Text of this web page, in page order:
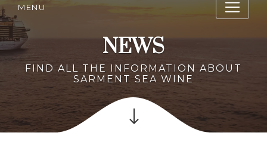
MENU
NEWS
FIND ALL THE INFORMATION ABOUT
SARMENT SEA WINE